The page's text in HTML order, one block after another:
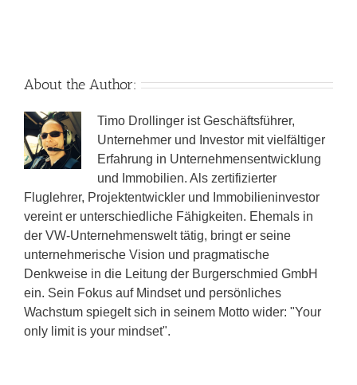
About the Author:
Timo Drollinger ist Geschäftsführer,
Unternehmer und Investor mit vielfältiger
Erfahrung in Unternehmensentwicklung
und Immobilien. Als zertifizierter
Fluglehrer, Projektentwickler und Immobilieninvestor
vereint er unterschiedliche Fähigkeiten. Ehemals in
der VW-Unternehmenswelt tätig, bringt er seine
unternehmerische Vision und pragmatische
Denkweise in die Leitung der Burgerschmied GmbH
ein. Sein Fokus auf Mindset und persönliches
Wachstum spiegelt sich in seinem Motto wider: "Your
only limit is your mindset".